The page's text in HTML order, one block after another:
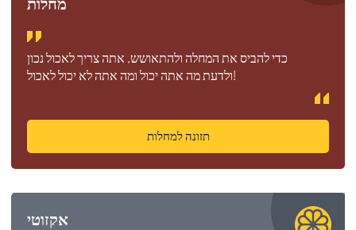
מחלות
כדי להביס את המחלה ולהתאושש, אתה צריך לאכול נכון
ולדעת מה אתה יכול ומה אתה לא יכול לאכול!
תזונה למחלות
אקזוטי